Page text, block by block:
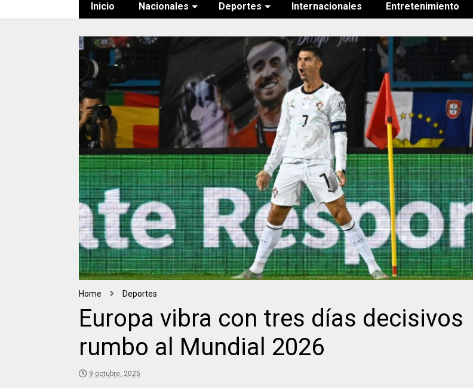
Inicio Nacionales Deportes Internacionales Entretenimiento
Home Deportes
Europa vibra con tres días decisivos
rumbo al Mundial 2026
9 octubre, 2025